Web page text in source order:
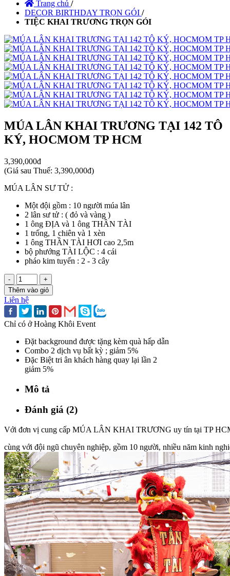
Trang chủ /
DECOR BIRTHDAY TRỌN GÓI /
TIỆC KHAI TRƯƠNG TRỌN GÓI
MÚA LÂN KHAI TRƯƠNG TẠI 142 TÔ
KÝ, HOCMOM TP HCM
3,390,000đ
(Giá sau Thuế: 3,390,000đ)
MÚA LÂN SƯ TỬ :
Một đội gồm : 10 người múa lân
2 lân sư tử : ( đỏ và vàng )
1 ông ĐỊA và 1 ông THẦN TÀI
1 trống, 1 chiên và 1 xèn
1 ông THẦN TÀI HƠI cao 2,5m
bộ phướng TÀI LỘC : 4 cái
pháo kim tuyến : 2 - 3 cây
-
+
Thêm vào giỏ
Liên hệ
Chỉ có ở Hoàng Khôi Event
Đặt background được tặng kèm quà hấp dẫn
Combo 2 dịch vụ bất kỳ ; giảm 5%
Đặc Biệt tri ân khách hàng quay lại lần 2
giảm 5%
Mô tả
Đánh giá (2)
Với đơn vị cung cấp MÚA LÂN KHAI TRƯƠNG uy tín tại TP
cùng với đội ngũ chuyên nghiệp, gồm 10 người, nhiều